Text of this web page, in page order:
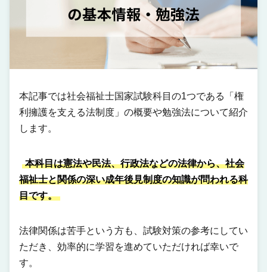
本記事では社会福祉士国家試験科目の1つである「権
利擁護を支える法制度」の概要や勉強法について紹介
します。
本科目は憲法や民法、行政法などの法律から、社会
福祉士と関係の深い成年後見制度の知識が問われる科
目です。
法律関係は苦手という方も、試験対策の参考にしてい
ただき、効率的に学習を進めていただければ幸いで
す。